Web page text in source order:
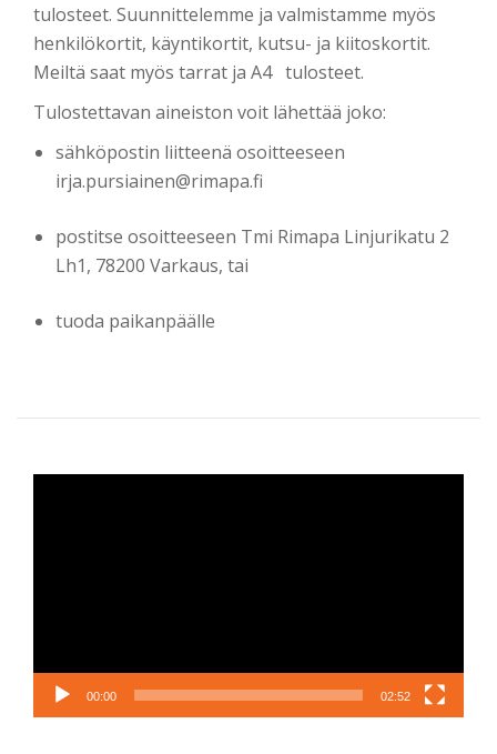
tulosteet. Suunnittelemme ja valmistamme myös
henkilökortit, käyntikortit, kutsu- ja kiitoskortit.
Meiltä saat myös tarrat ja A4 tulosteet.
Tulostettavan aineiston voit lähettää joko:
sähköpostin liitteenä osoitteeseen
irja.pursiainen@rimapa.fi
postitse osoitteeseen Tmi Rimapa Linjurikatu 2
Lh1, 78200 Varkaus, tai
tuoda paikanpäälle
00:00 02:52